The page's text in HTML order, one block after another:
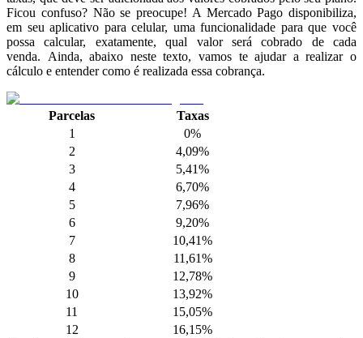
Ficou confuso? Não se preocupe! A Mercado Pago disponibiliza,
em seu aplicativo para celular, uma funcionalidade para que você
possa calcular, exatamente, qual valor será cobrado de cada
venda. Ainda, abaixo neste texto, vamos te ajudar a realizar o
cálculo e entender como é realizada essa cobrança.
Parcelas
Taxas
1
0%
2
4,09%
3
5,41%
4
6,70%
5
7,96%
6
9,20%
7
10,41%
8
11,61%
9
12,78%
10
13,92%
11
15,05%
12
16,15%